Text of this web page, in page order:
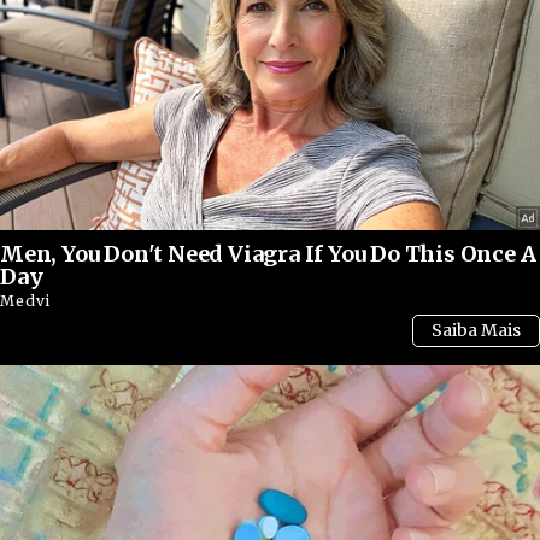
A República Democrática do Congo já enfrentou
diversos surtos de Ebola nas últimas décadas,
mas o atual crescimento dos casos voltou a gerar
preocupação internacional. Em alguns locais,
conflitos armados e instabilidade política
dificultam o trabalho de médicos e equipes
humanitárias responsáveis pelo combate à
doença.
Enquanto autoridades de saúde seguem
monitorando o avanço do vírus, a expectativa é
Men, You Don't Need Viagra If You Do This Once A
Day
Medvi